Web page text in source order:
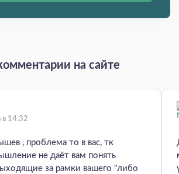
на сайте
в 14:32
, проблема то в вас, тк
не даёт вам понять
за рамки вашего "либо